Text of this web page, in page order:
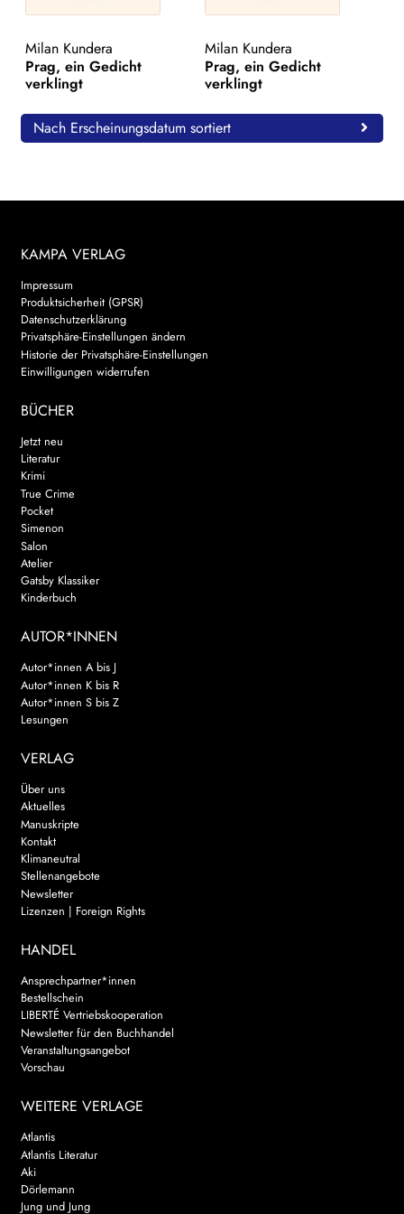
Milan Kundera
Prag, ein Gedicht
verklingt
Milan Kundera
Prag, ein Gedicht
verklingt
Nach Erscheinungsdatum sortiert
KAMPA VERLAG
Impressum
Produktsicherheit (GPSR)
Datenschutzerklärung
Privatsphäre-Einstellungen ändern
Historie der Privatsphäre-Einstellungen
Einwilligungen widerrufen
BÜCHER
Jetzt neu
Literatur
Krimi
True Crime
Pocket
Simenon
Salon
Atelier
Gatsby Klassiker
Kinderbuch
AUTOR*INNEN
Autor*innen A bis J
Autor*innen K bis R
Autor*innen S bis Z
Lesungen
VERLAG
Über uns
Aktuelles
Manuskripte
Kontakt
Klimaneutral
Stellenangebote
Newsletter
Lizenzen | Foreign Rights
HANDEL
Ansprechpartner*innen
Bestellschein
LIBERTÉ Vertriebskooperation
Newsletter für den Buchhandel
Veranstaltungsangebot
Vorschau
WEITERE VERLAGE
Atlantis
Atlantis Literatur
Aki
Dörlemann
Jung und Jung